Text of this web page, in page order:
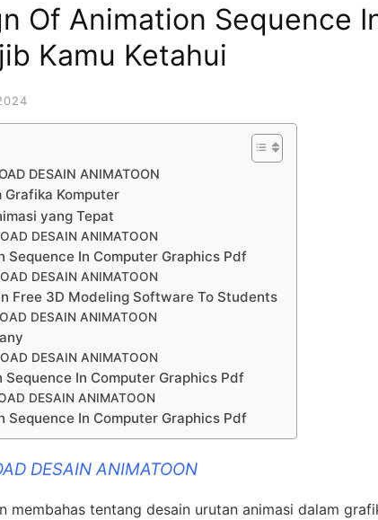
Of Animation Sequence
Kamu Ketahui
DESAIN ANIMATOON
Grafika Komputer
yang Tepat
DESAIN ANIMATOON
Sequence In Computer Graphics Pdf
DESAIN ANIMATOON
Free 3D Modeling Software To Students
DESAIN ANIMATOON
DESAIN ANIMATOON
In Computer Graphics Pdf
DESAIN ANIMATOON
Sequence In Computer Graphics Pdf
DESAIN ANIMATOON
membahas tentang desain urutan animasi dalam